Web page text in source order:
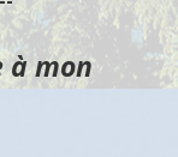
à mon